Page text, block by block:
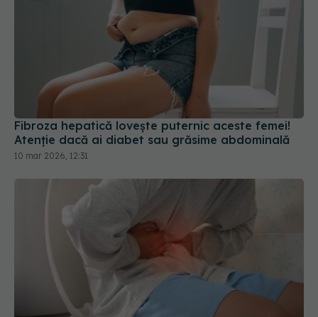
Fibroza hepatică lovește puternic aceste femei!
Atenție dacă ai diabet sau grăsime abdominală
10 mar 2026, 12:31
Tranzitul intestinal lent poate fi asociat cu un risc
mai mare de cancer, Alzheimer și Parkinson